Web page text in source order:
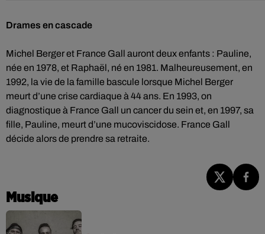
Drames en cascade
Michel Berger et France Gall auront deux enfants : Pauline,
née en 1978, et Raphaël, né en 1981. Malheureusement, en
1992, la vie de la famille bascule lorsque Michel Berger
meurt d’une crise cardiaque à 44 ans. En 1993, on
diagnostique à France Gall un cancer du sein et, en 1997, sa
fille, Pauline, meurt d’une mucoviscidose. France Gall
décide alors de prendre sa retraite.
Musique